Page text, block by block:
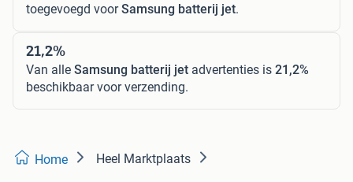
toegevoegd voorSamsung batterij jet.
21,2%
Van alle Samsung batterij jet advertenties is 21,2%
beschikbaar voor verzending.
Home Heel Marktplaats